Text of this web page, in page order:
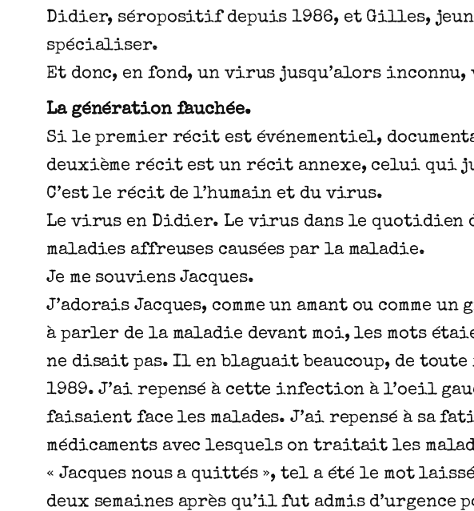
Didier, séropositif depuis 1986, et Gilles,
spécialiser.
Et donc, en fond, un virus jusqu’alors
La génération fauchée.
Si le premier récit est événementiel,
deuxième récit est un récit annexe, celui qui
C’est le récit de l’humain et du virus.
Le virus en Didier. Le virus dans le quotidien
maladies affreuses causées par la maladie.
Je me souviens Jacques.
J’adorais Jacques, comme un amant ou
à parler de la maladie devant moi, les mots
ne disait pas. Il en blaguait beaucoup, de toute
1989. J’ai repensé à cette infection à l’oeil
faisaient face les malades. J’ai repensé à sa
médicaments avec lesquels on traitait les
« Jacques nous a quittés », tel a été le mot
deux semaines après qu’il fut admis